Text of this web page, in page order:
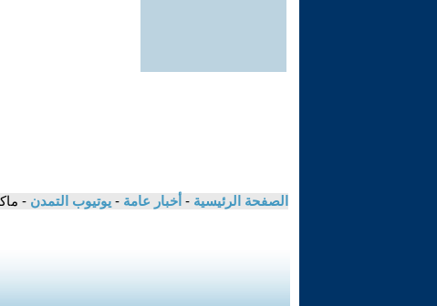
الصفحة الرئيسية - أخبار عامة - يوتيوب التمدن -